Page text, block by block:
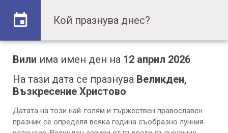
Вили има имен ден на 12 април 2026
На тази дата се празнува Великден,
Възкресение Христово
Датата на този най-голям и тържествен православен
празник се определя всяка година съобразно лунния